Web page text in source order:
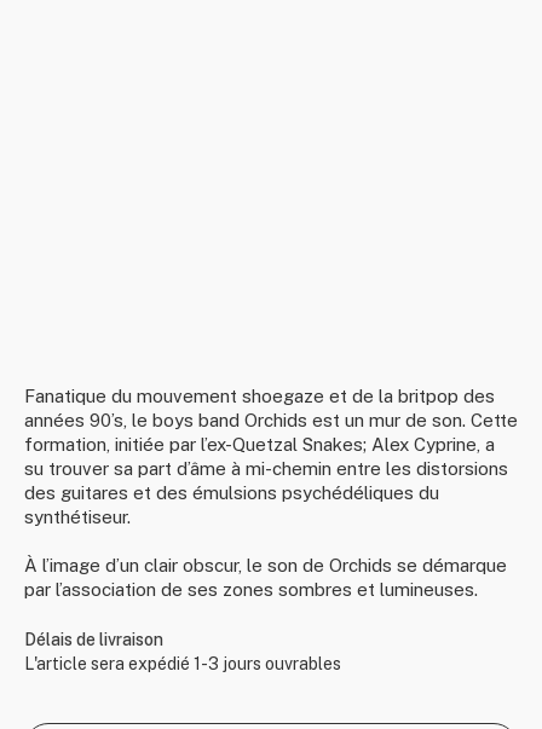
Fanatique du mouvement shoegaze et de la britpop des
années 90’s, le boys band Orchids est un mur de son. Cette
formation, initiée par l’ex-Quetzal Snakes; Alex Cyprine, a
su trouver sa part d’âme à mi-chemin entre les distorsions
des guitares et des émulsions psychédéliques du
synthétiseur.
À l’image d’un clair obscur, le son de Orchids se démarque
par l’association de ses zones sombres et lumineuses.
Délais de livraison
L'article sera expédié 1-3 jours ouvrables